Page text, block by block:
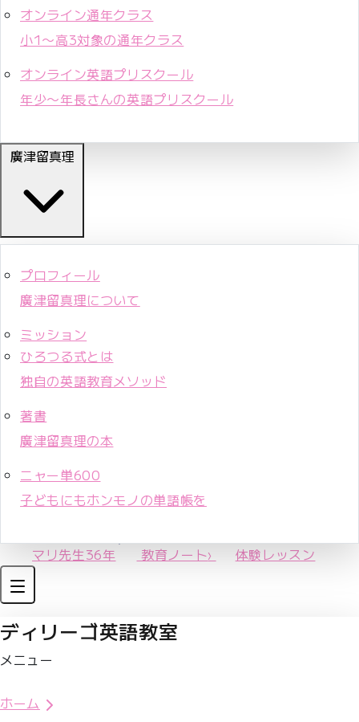
オンライン通年クラス
小1〜高3対象の通年クラス
オンライン英語プリスクール
年少〜年長さんの英語プリスクール
廣津留真理
プロフィール
廣津留真理について
ミッション
ひろつる式とは
独自の英語教育メソッド
著書
廣津留真理の本
ニャー単600
子どもにもホンモノの単語帳を
マリ先生36年 教育ノート› 体験レッスン
ディリーゴ英語教室
メニュー
ホーム